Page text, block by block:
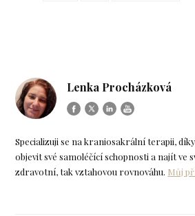
Lenka Procházková
Specializuji se na kraniosakrální terapii,
objevit své samoléčící schopnosti a najít ve
zdravotní, tak vztahovou rovnováhu. Můj